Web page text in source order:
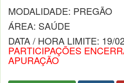
MODALIDADE: PREGÃO
ÁREA: SAÚDE
DATA / HORA LIMITE: 19/
PARTICIPAÇÕES
APURAÇÃO